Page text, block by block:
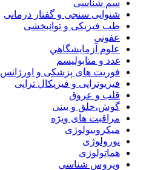
سم شناسی
شنوایی سنجی و گفتار درمانی
طب فیزیکی و توانبخشی
عفونی
علوم آزمايشگاهي
غدد و متابولیسم
فوریت های پزشکی و اورژانس
فیزیوتراپی و فیزیکال تراپی
قلب و عروق
گوش،حلق و بینی
مراقبت های ویژه
میکروبیولوژی
نورولوژی
هماتولوژی
ویروس شناسی